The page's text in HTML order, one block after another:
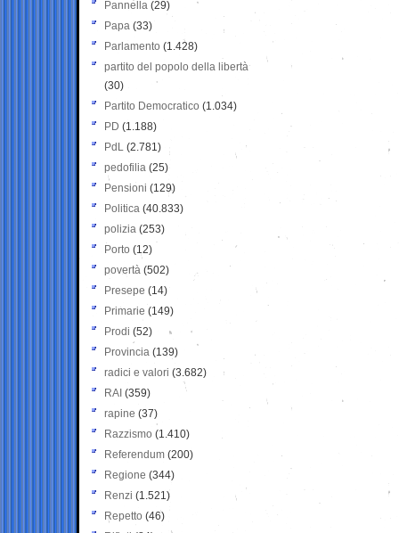
Pannella (29)
Papa (33)
Parlamento (1.428)
partito del popolo della libertà
(30)
Partito Democratico (1.034)
PD (1.188)
PdL (2.781)
pedofilia (25)
Pensioni (129)
Politica (40.833)
polizia (253)
Porto (12)
povertà (502)
Presepe (14)
Primarie (149)
Prodi (52)
Provincia (139)
radici e valori (3.682)
RAI (359)
rapine (37)
Razzismo (1.410)
Referendum (200)
Regione (344)
Renzi (1.521)
Repetto (46)